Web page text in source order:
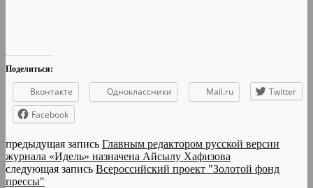
Поделиться:
Вконтакте Одноклассники Mail.ru
Twitter
Facebook
предыдущая запись Главным редактором русской версии
журнала «Идель» назначена Айсылу Хафизова
следующая запись Всероссийский проект "Золотой фонд
прессы"